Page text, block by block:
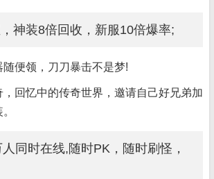
神装8倍回收，新服10倍爆率;
便领，刀刀暴击不是梦!
回忆中的传奇世界，邀请自己好兄弟加
同时在线,随时PK，随时刷怪，